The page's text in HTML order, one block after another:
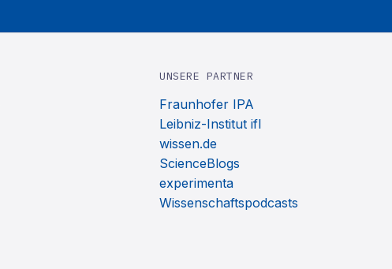
UNSERE PARTNER
Fraunhofer IPA
Leibniz-Institut ifl
wissen.de
ScienceBlogs
experimenta
Wissenschaftspodcasts